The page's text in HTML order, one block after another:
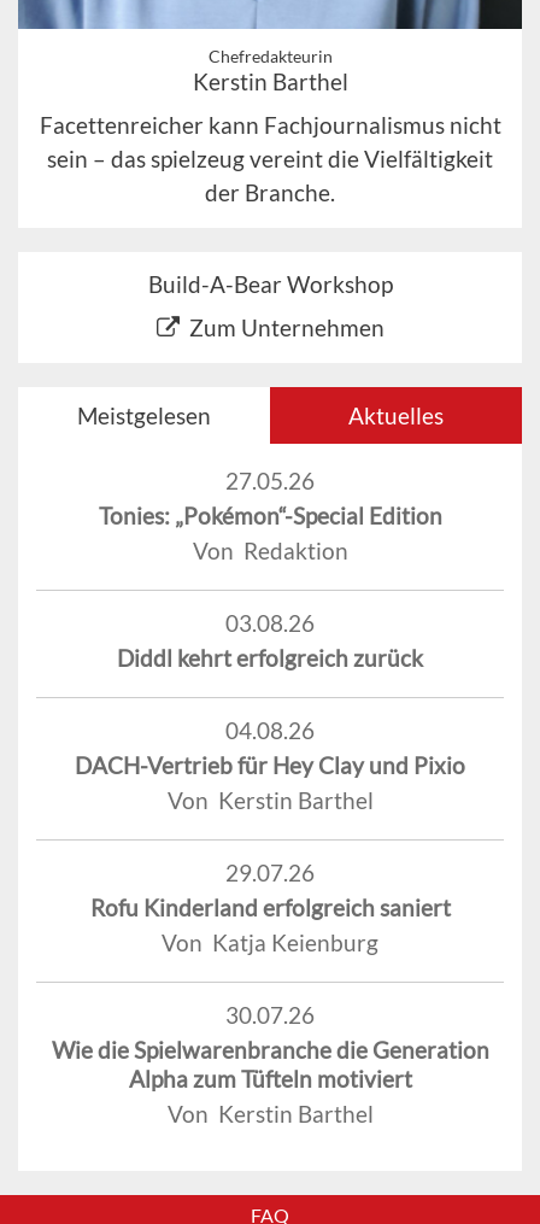
Chefredakteurin
Kerstin Barthel
Facettenreicher kann Fachjournalismus nicht
sein – das spielzeug vereint die Vielfältigkeit
der Branche.
Build-A-Bear Workshop
Zum Unternehmen
Meistgelesen Aktuelles
27.05.26
Tonies: „Pokémon“-Special Edition
Von Redaktion
03.08.26
Diddl kehrt erfolgreich zurück
04.08.26
DACH-Vertrieb für Hey Clay und Pixio
Von Kerstin Barthel
29.07.26
Rofu Kinderland erfolgreich saniert
Von Katja Keienburg
30.07.26
Wie die Spielwarenbranche die Generation
Alpha zum Tüfteln motiviert
Von Kerstin Barthel
FAQ